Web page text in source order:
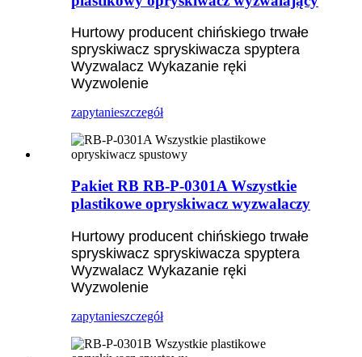
Hurtowy producent chińskiego trwałe
spryskiwacz spryskiwacza spyptera
Wyzwalacz Wykazanie ręki
Wyzwolenie
zapytanieszczegół
Pakiet RB RB-P-0301A Wszystkie
plastikowe opryskiwacz wyzwalaczy
Hurtowy producent chińskiego trwałe
spryskiwacz spryskiwacza spyptera
Wyzwalacz Wykazanie ręki
Wyzwolenie
zapytanieszczegół